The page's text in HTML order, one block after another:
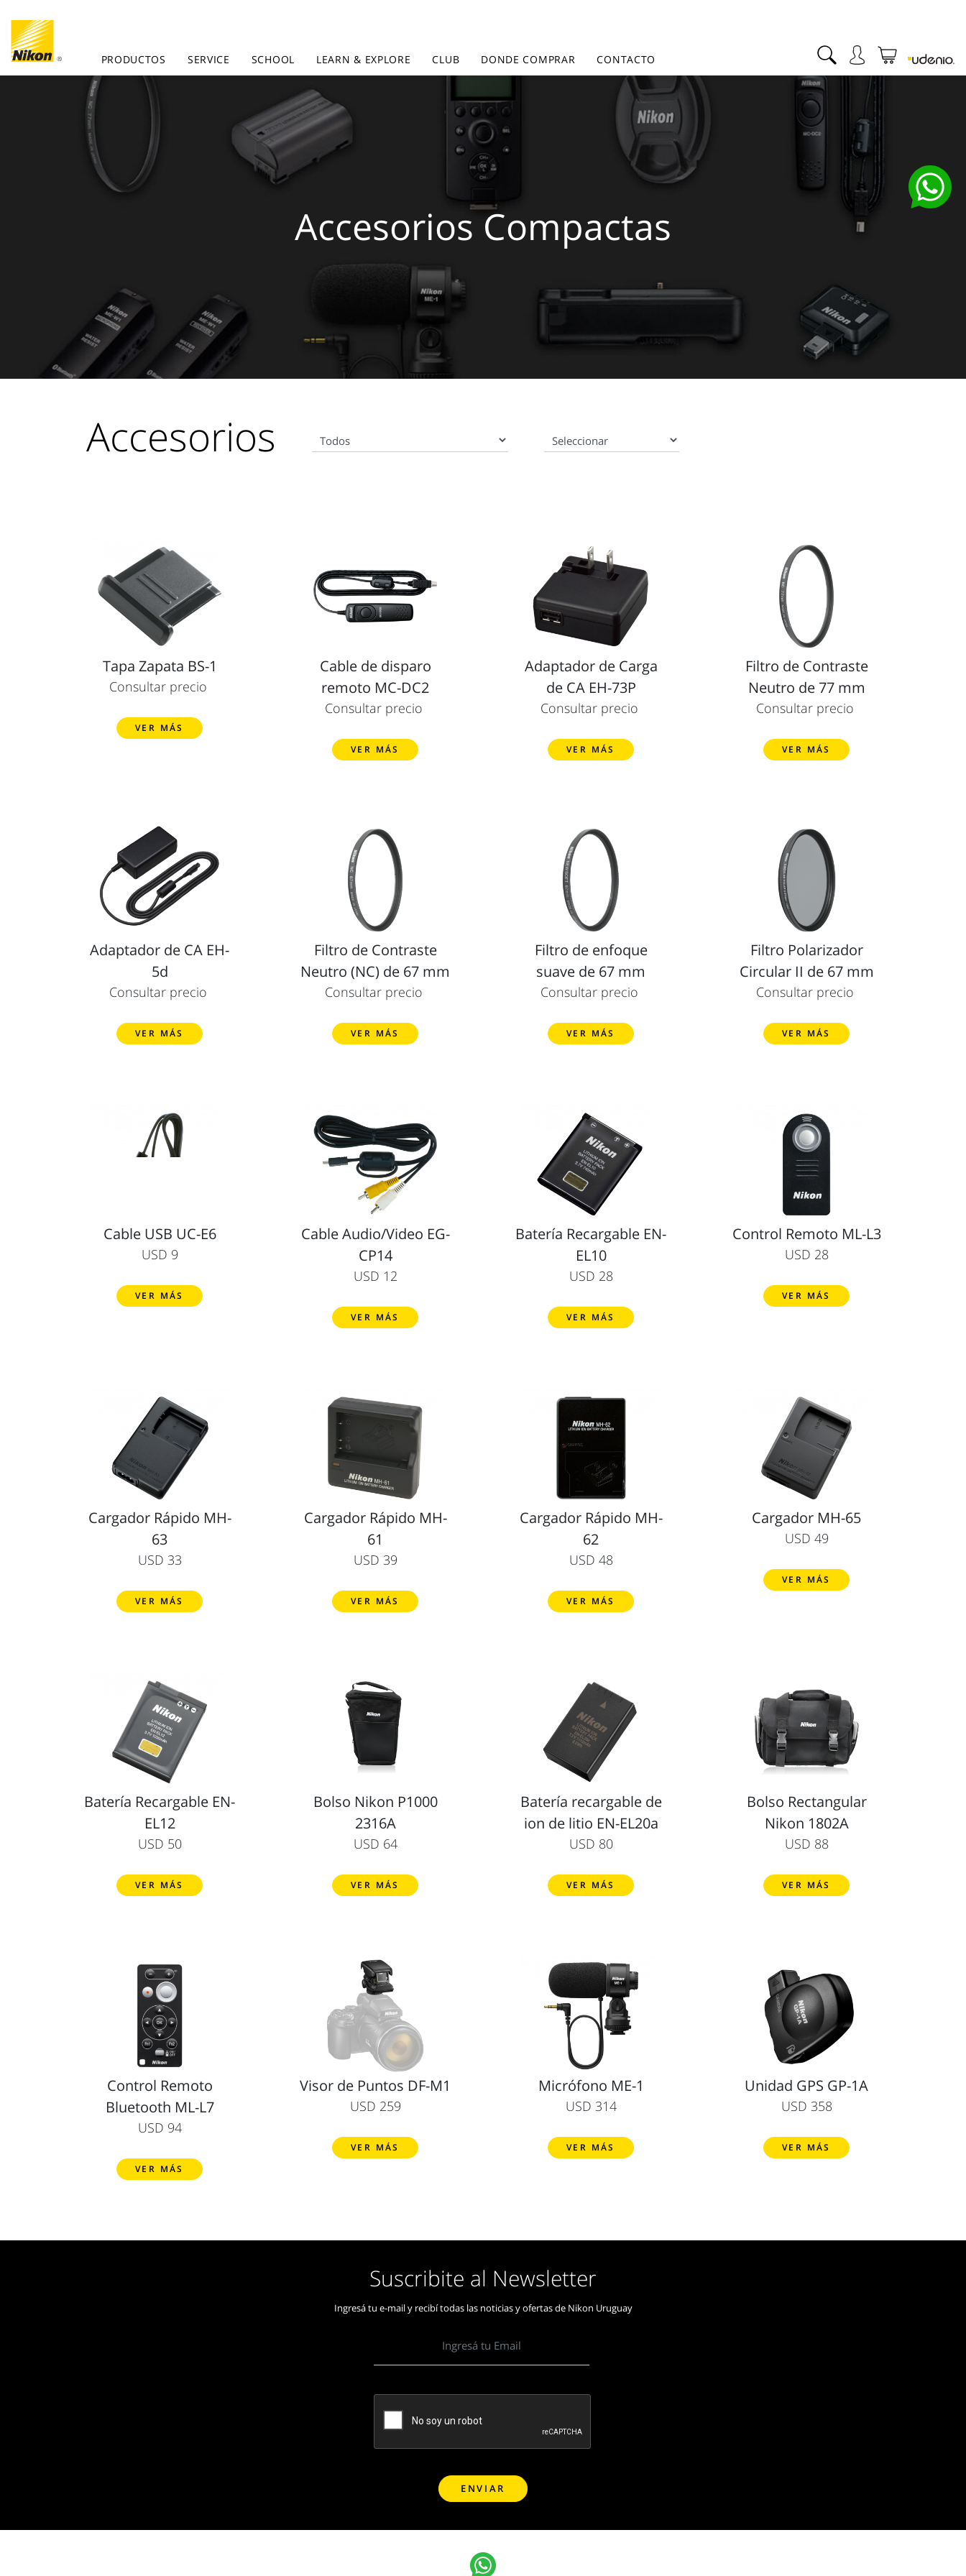
PRODUCTOS SERVICE SCHOOL LEARN & EXPLORE CLUB DONDE COMPRAR CONTACTO
Accesorios Compactas
Accesorios
Tapa Zapata BS-1
Consultar precio
VER MÁS
Cable de disparo
remoto MC-DC2
Consultar precio
VER MÁS
Adaptador de Carga
de CA EH-73P
Consultar precio
VER MÁS
Filtro de Contraste
Neutro de 77 mm
Consultar precio
VER MÁS
Adaptador de CA EH-
5d
Consultar precio
VER MÁS
Filtro de Contraste
Neutro (NC) de 67 mm
Consultar precio
VER MÁS
Filtro de enfoque
suave de 67 mm
Consultar precio
VER MÁS
Filtro Polarizador
Circular II de 67 mm
Consultar precio
VER MÁS
Cable USB UC-E6
USD 9
VER MÁS
Cable Audio/Video EG-
CP14
USD 12
VER MÁS
Batería Recargable EN-
EL10
USD 28
VER MÁS
Control Remoto ML-L3
USD 28
VER MÁS
Cargador Rápido MH-
63
USD 33
VER MÁS
Cargador Rápido MH-
61
USD 39
VER MÁS
Cargador Rápido MH-
62
USD 48
VER MÁS
Cargador MH-65
USD 49
VER MÁS
Batería Recargable EN-
EL12
USD 50
VER MÁS
Bolso Nikon P1000
2316A
USD 64
VER MÁS
Batería recargable de
ion de litio EN-EL20a
USD 80
VER MÁS
Bolso Rectangular
Nikon 1802A
USD 88
VER MÁS
Control Remoto
Bluetooth ML-L7
USD 94
VER MÁS
Visor de Puntos DF-M1
USD 259
VER MÁS
Micrófono ME-1
USD 314
VER MÁS
Unidad GPS GP-1A
USD 358
VER MÁS
Suscribite al Newsletter
Ingresá tu e-mail y recibí todas las noticias y ofertas de Nikon Uruguay